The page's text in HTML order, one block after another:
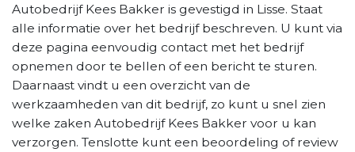
Autobedrijf Kees Bakker is gevestigd in Lisse. Staat
alle informatie over het bedrijf beschreven. U kunt via
deze pagina eenvoudig contact met het bedrijf
opnemen door te bellen of een bericht te sturen.
Daarnaast vindt u een overzicht van de
werkzaamheden van dit bedrijf, zo kunt u snel zien
welke zaken Autobedrijf Kees Bakker voor u kan
verzorgen. Tenslotte kunt een beoordeling of review